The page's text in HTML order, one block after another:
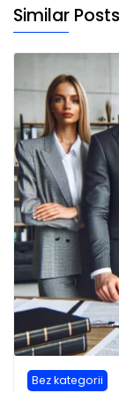
Similar Posts
Bez kategorii